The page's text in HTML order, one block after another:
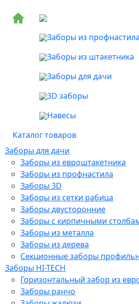
Заборы из профнастила
Заборы из штакетника
Заборы для дачи
3D заборы
Навесы
Каталог товаров
Заборы для дачи
Заборы из евроштакетника
Заборы из профнастила
Заборы 3D
Заборы из сетки рабица
Заборы двусторонние
Заборы с кирпичными
Заборы из металла
Заборы из дерева
Секционные заборы
Заборы HI-TECH
Горизонтальный забор из
Заборы ранчо